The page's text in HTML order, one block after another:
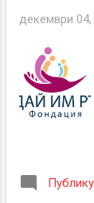
декември 04,